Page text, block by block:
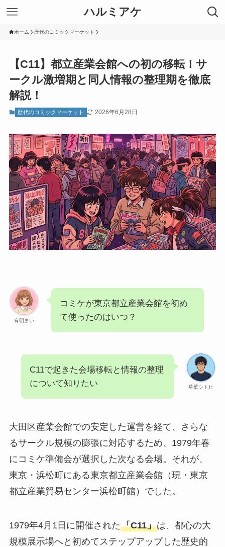
ハルミアケ
ホーム 歴代のコミックマーケット
【C11】都立産業会館への初の移転！サ
ークル激増期と同人情報の整理期を徹底
解説！
歴代のコミックマーケット 2026年6月28日
有明まい
コミケが東京都立産業会館を初め
て使ったのはいつ？
草壁シトヒ
C11で起きた会場移転と情報の整理
について知りたい
大田区産業会館での安定した運営を経て、さらな
るサークル規模の膨張に対応するため、1979年春
にコミケ準備会が選択した次なる会場。それが、
東京・浜松町にある東京都立産業会館（現・東京
都立産業貿易センター浜松町館）でした。
1979年4月1日に開催された「C11」は、都心の大
規模展示場へと初めてステップアップした歴史的